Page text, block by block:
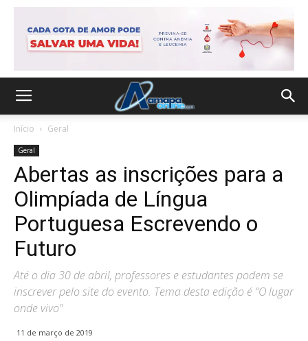
Início Geral
Geral
Abertas as inscrições para a
Olimpíada de Língua
Portuguesa Escrevendo o
Futuro
Até o dia 30 de abril, professores e estudantes podem se
inscrever pelo site do evento. Tema desta edição é “O lugar
onde vivo"
11 de março de 2019